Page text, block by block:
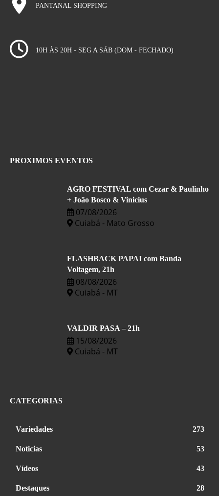
PANTANAL SHOPPING
10H ÀS 20H - SEG A SÁB (DOM - FECHADO)
PROXIMOS EVENTOS
AGRO FESTIVAL com Cezar & Paulinho
+ João Bosco & Vinicius
07/08/2026
Cuiabá - Mato Grosso
FLASHBACK PAPAI com Banda
Voltagem, 21h
08/08/2026
Cuiabá - MT
VALDIR PASA – 21h
15/08/2026
Cuiabá - MT
CATEGORIAS
Variedades 273
Noticias 53
Vídeos 43
Destaques 28